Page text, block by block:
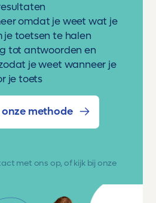
omdat je weet wat je
je toetsen te halen
tot antwoorden en
je weet wanneer je
je toets
onze methode
met ons op, of kijk bij onze